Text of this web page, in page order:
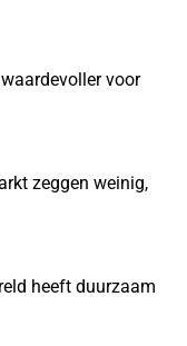
voor
zeggen weinig,
heeft duurzaam